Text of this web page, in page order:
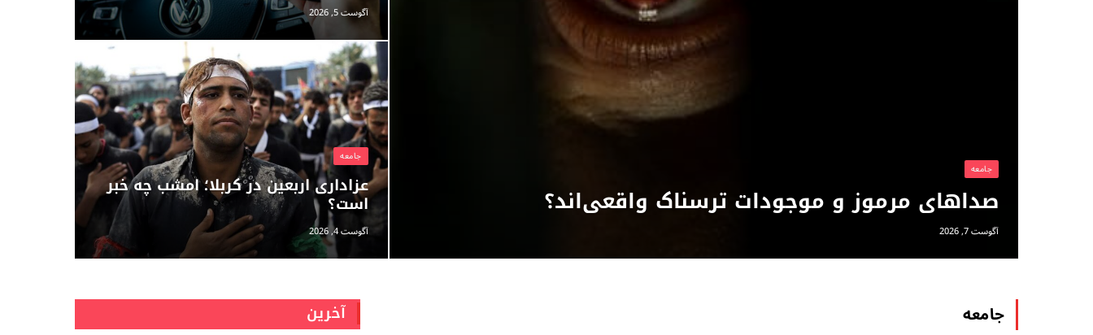
جامعه
صداهای مرموز و موجودات ترسناک واقعی‌اند؟
آگوست 7, 2026
آگوست 5, 2026
جامعه
عزاداری اربعین در کربلا؛ امشب چه خبر
است؟
آگوست 4, 2026
جامعه آخرین